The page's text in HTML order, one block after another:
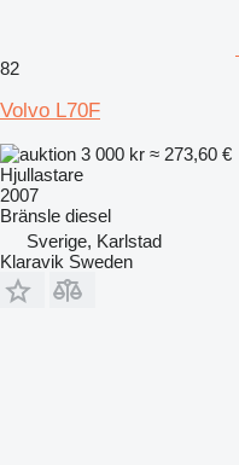
82
Volvo L70F
3 000 kr ≈ 273,60 €
Hjullastare
2007
Bränsle diesel
Sverige, Karlstad
Klaravik Sweden